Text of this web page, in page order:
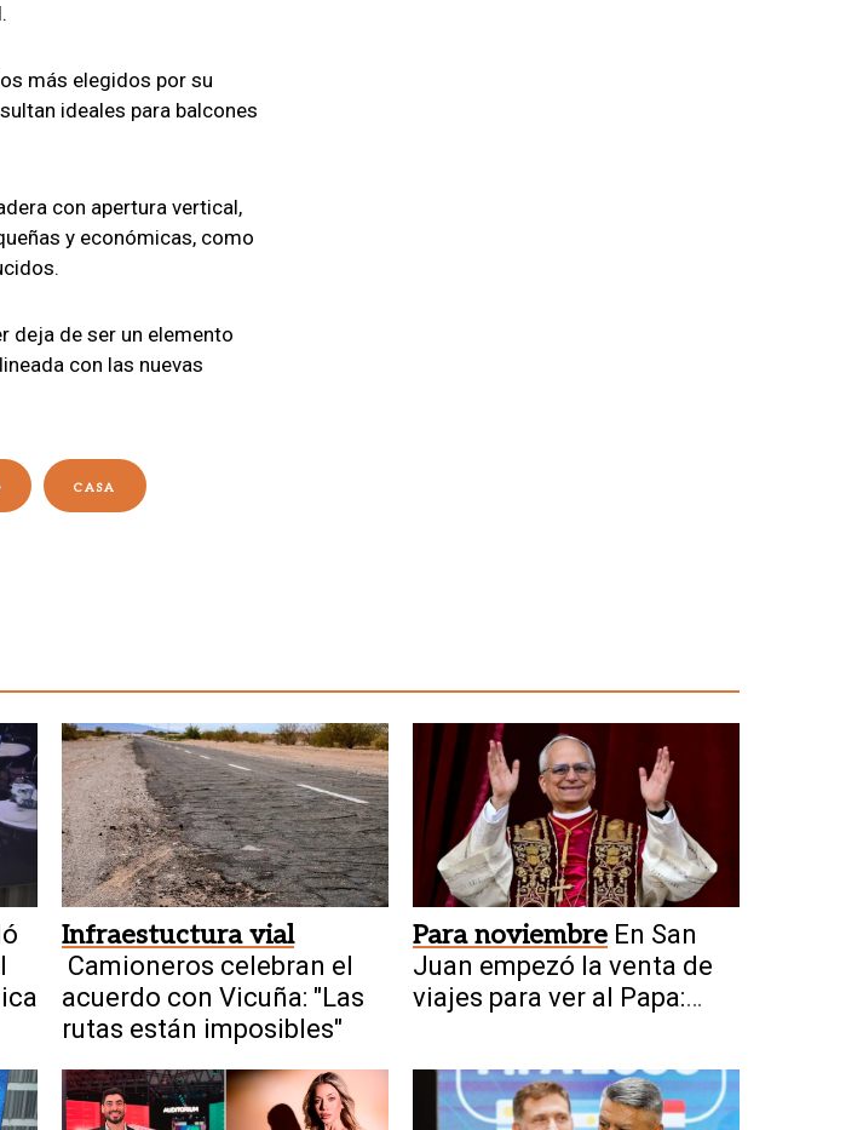
más elegidos por su
ideales para balcones
con apertura vertical,
y económicas, como
deja de ser un elemento
con las nuevas
CASA
Infraestuctura vial
Camioneros celebran el
acuerdo con Vicuña: "Las
rutas están imposibles"
Para noviembre En San
Juan empezó la venta de
viajes para ver al Papa: